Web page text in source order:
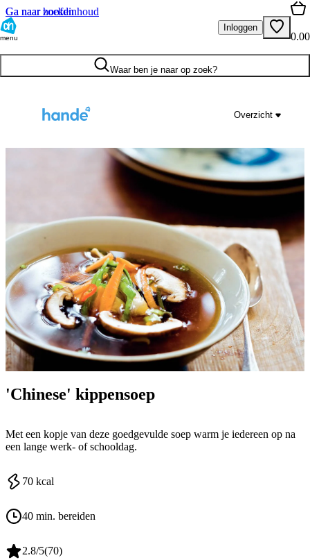
Ga naar hoofdinhoud
Ga naar zoeken
menu
Inloggen
0.00
Waar ben je naar op zoek?
Overzicht
'Chinese' kippensoep
Met een kopje van deze goedgevulde soep warm je iedereen op na
een lange werk- of schooldag.
70 kcal
40 min. bereiden
2.8/5(70)